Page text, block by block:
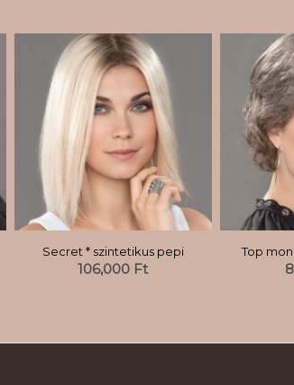
Secret * szintetikus pepi
106,000 Ft
Top